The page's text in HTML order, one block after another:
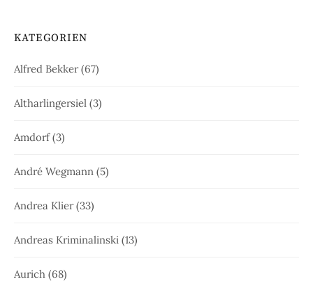
KATEGORIEN
Alfred Bekker(67)
Altharlingersiel (3)
Amdorf(3)
André Wegmann (5)
Andrea Klier(33)
Andreas Kriminalinski (13)
Aurich (68)